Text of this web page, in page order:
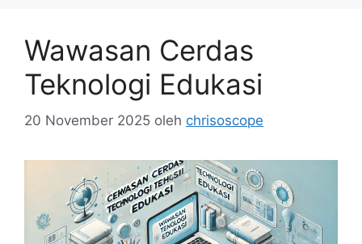
Wawasan Cerdas
Teknologi Edukasi
20 November 2025 oleh chrisoscope